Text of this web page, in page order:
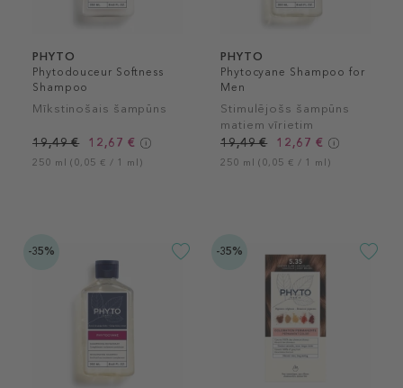
PHYTO
Phytodouceur Softness
Shampoo
Mīkstinošais šampūns
19,49 € 12,67 €
250 ml (0,05 € / 1 ml)
PHYTO
Phytocyane Shampoo for
Men
Stimulējošs šampūns
matiem vīrietim
19,49 €
12,67 €
250 ml (0,05 € / 1 ml)
-35% -35%